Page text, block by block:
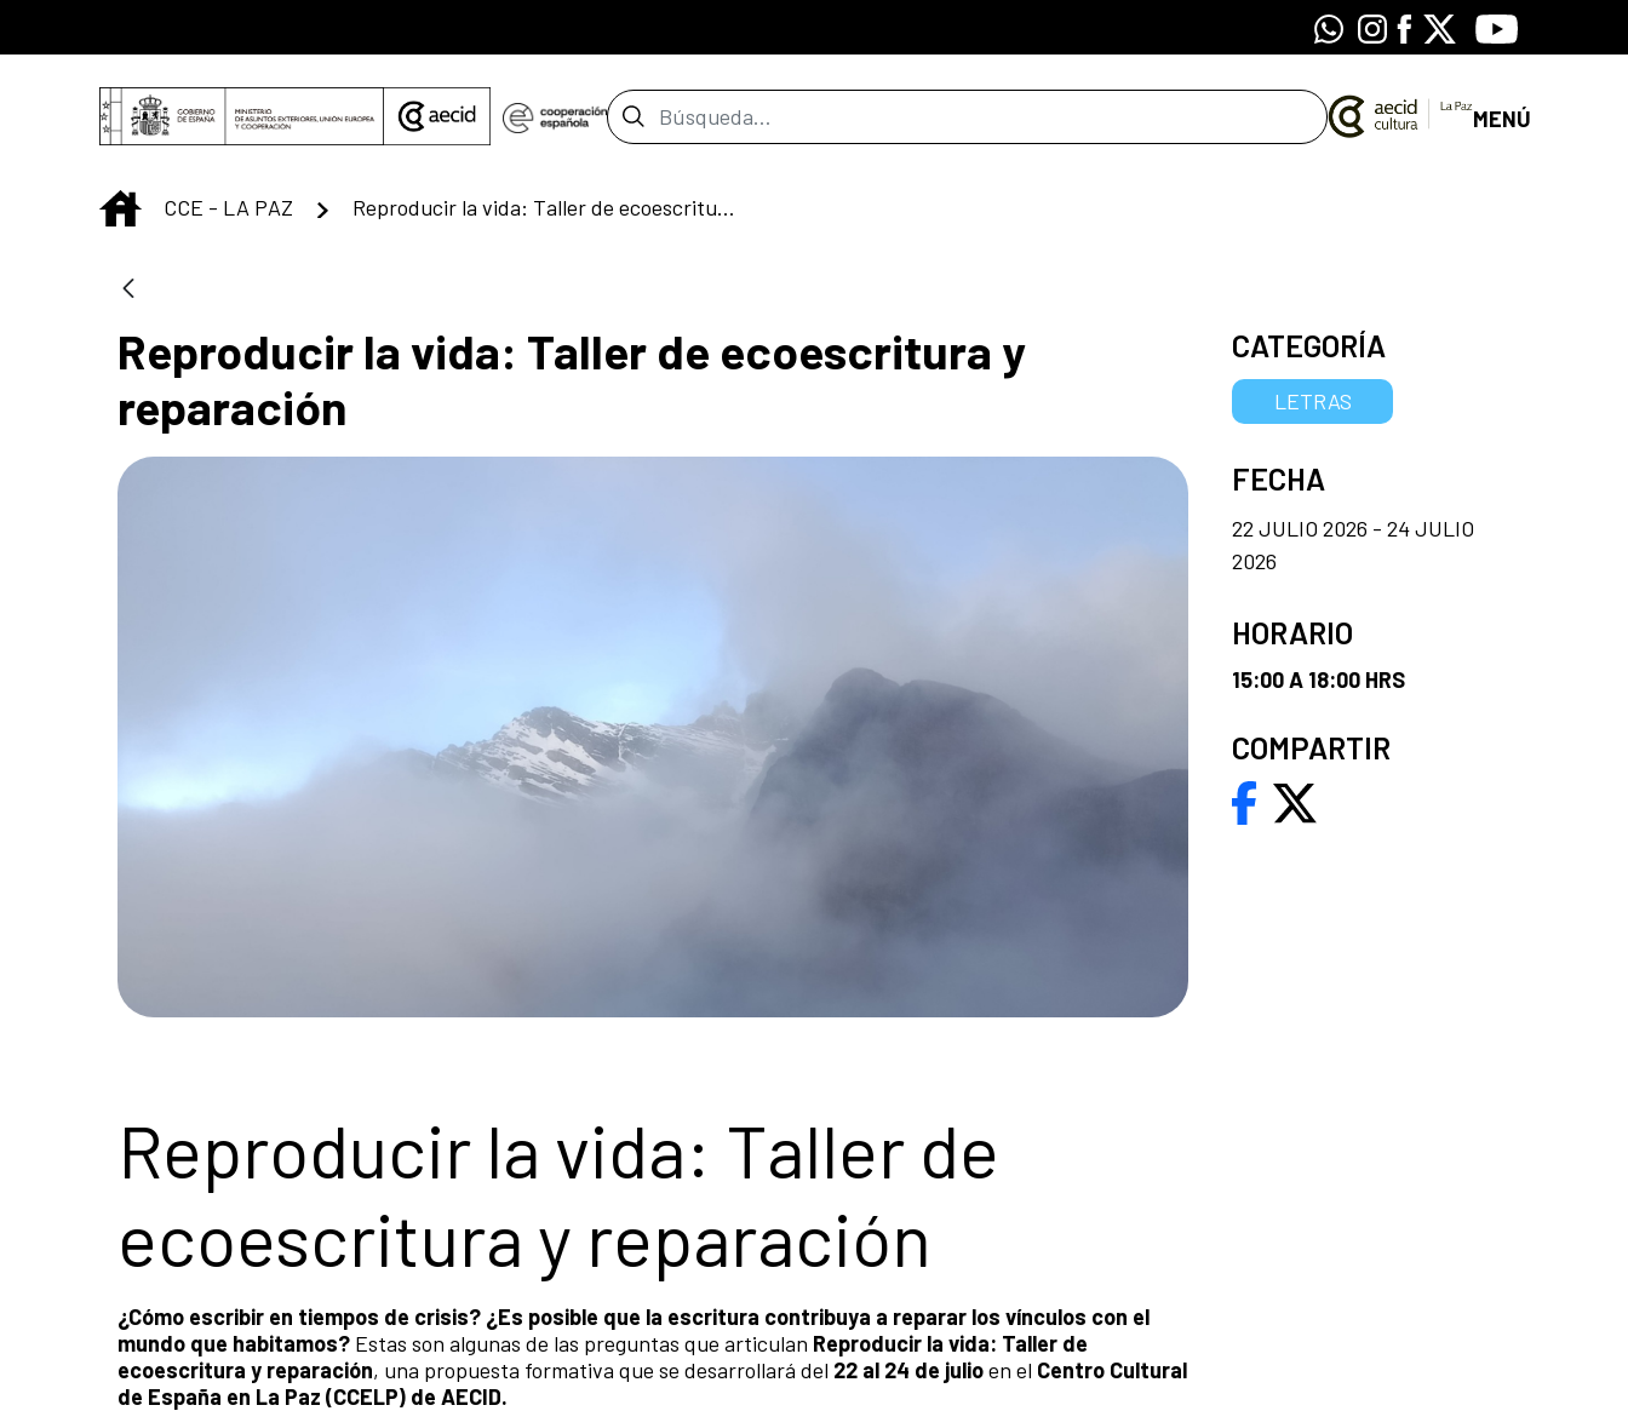
WhatsappInstagram
Facebook
X Youtube
Barra de búsqueda MENÚ
INICIO
CCE - LA PAZ Reproducir la vida: Taller de ecoescritura y reparación
Reproducir la vida: Taller de ecoescritura y
reparación
Reproducir la vida: Taller de
ecoescritura y reparación
¿Cómo escribir en tiempos de crisis? ¿Es posible que la escritura contribuya a reparar los vínculos con el
mundo que habitamos? Estas son algunas de las preguntas que articulan Reproducir la vida: Taller de
ecoescritura y reparación, una propuesta formativa que se desarrollará del 22 al 24 de julioen el Centro Cultural
de España en La Paz (CCELP) de AECID.
CATEGORÍA
LETRAS
FECHA
22 JULIO 2026 - 24 JULIO
2026
HORARIO
15:00 A 18:00 HRS
COMPARTIR